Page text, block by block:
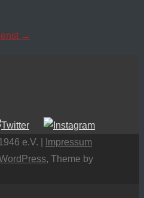
→
e.V. |
Impressum
, Theme by